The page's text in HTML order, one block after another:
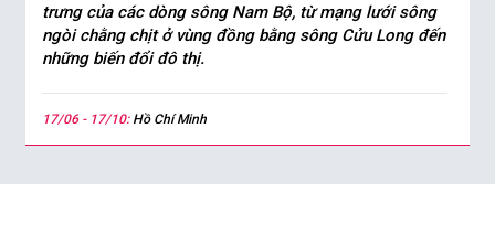
trưng của các dòng sông Nam Bộ, từ mạng lưới sông
ngòi chằng chịt ở vùng đồng bằng sông Cửu Long đến
những biến đổi đô thị.
17/06 - 17/10: Hồ Chí Minh